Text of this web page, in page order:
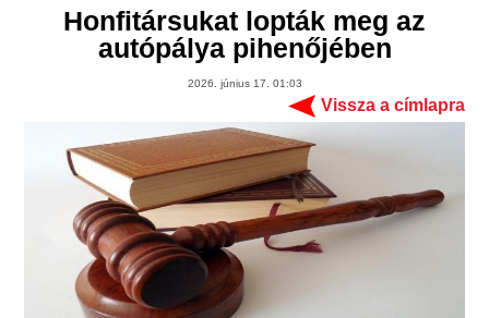
Honfitársukat lopták meg az
autópálya pihenőjében
2026. június 17. 01:03
Vissza a címlapra